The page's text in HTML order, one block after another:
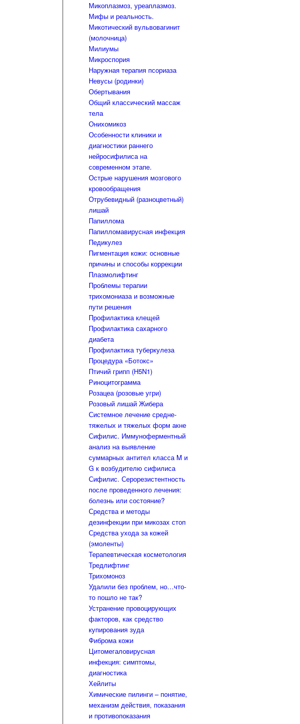
Микоплазмоз, уреаплазмоз.
Мифы и реальность.
Микотический вульвовагинит
(молочница)
Милиумы
Микроспория
Наружная терапия псориаза
Невусы (родинки)
Обертывания
Общий классический массаж
тела
Онихомикоз
Особенности клиники и
диагностики раннего
нейросифилиса на
современном этапе.
Острые нарушения мозгового
кровообращения
Отрубевидный (разноцветный)
лишай
Папиллома
Папилломавирусная инфекция
Педикулез
Пигментация кожи: основные
причины и способы коррекции
Плазмолифтинг
Проблемы терапии
трихомониаза и возможные
пути решения
Профилактика клещей
Профилактика сахарного
диабета
Профилактика туберкулеза
Процедура «Ботокс»
Птичий грипп (H5N1)
Риноцитограмма
Розацеа (розовые угри)
Розовый лишай Жибера
Системное лечение средне-
тяжелых и тяжелых форм акне
Сифилис. Иммуноферментный
анализ на выявление
суммарных антител класса M и
G к возбудителю сифилиса
Сифилис. Серорезистентность
после проведенного лечения:
болезнь или состояние?
Средства и методы
дезинфекции при микозах стоп
Средства ухода за кожей
(эмоленты)
Терапевтическая косметология
Тредлифтинг
Трихомоноз
Удалили без проблем, но…что-
то пошло не так?
Устранение провоцирующих
факторов, как средство
купирования зуда
Фиброма кожи
Цитомегаловирусная
инфекция: симптомы,
диагностика
Хейлиты
Химические пилинги – понятие,
механизм действия, показания
и противопоказания